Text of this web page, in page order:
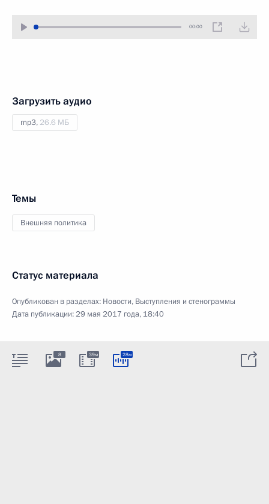
00:00
Загрузить аудио
mp3, 26.6 МБ
Темы
Внешняя политика
Статус материала
Опубликован в разделах: Новости, Выступления и стенограммы
Дата публикации:29 мая 2017 года, 18:40
8 39м 28м